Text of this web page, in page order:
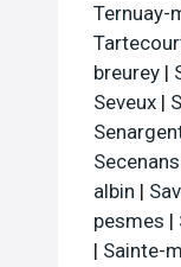
Ternuay-
breurey |
Seveux |
Secenans
albin |
pesmes |
| Sainte-